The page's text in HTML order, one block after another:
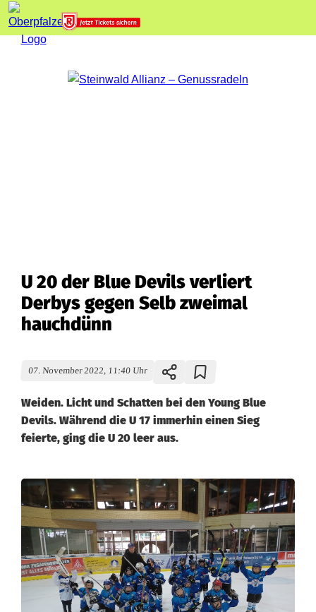
U 20 der Blue Devils verliert
Derbys gegen Selb zweimal
hauchdünn
07. November 2022, 11:40 Uhr
Weiden. Licht und Schatten bei den Young Blue
Devils. Während die U 17 immerhin einen Sieg
feierte, ging die U 20 leer aus.
U
2
0
d